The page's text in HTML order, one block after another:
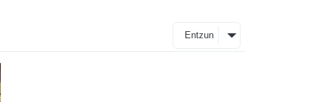
Entzun